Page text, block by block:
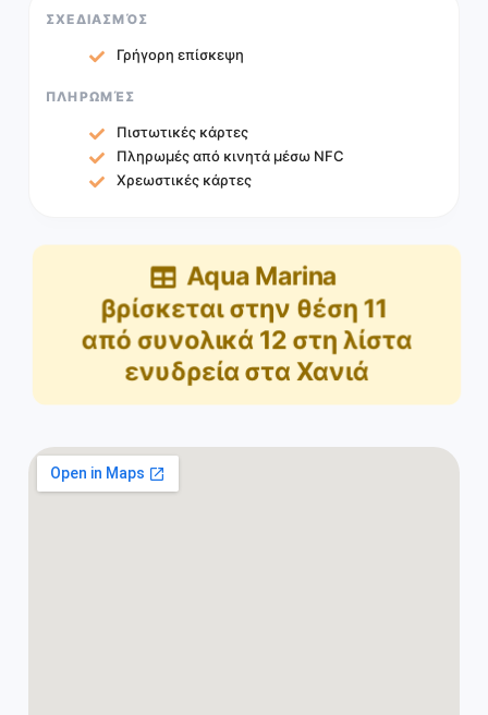
ΣΧΕΔΙΑΣΜΌΣ
Γρήγορη επίσκεψη
ΠΛΗΡΩΜΈΣ
Πιστωτικές κάρτες
Πληρωμές από κινητά μέσω NFC
Χρεωστικές κάρτες
Aqua Marina
βρίσκεται στην θέση 11
από συνολικά 12 στη λίστα
ενυδρεία στα Χανιά